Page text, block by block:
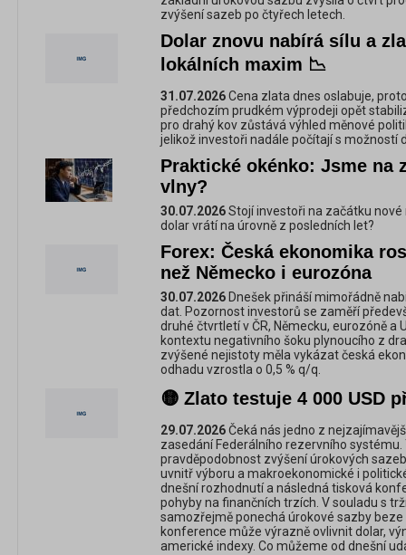
zvýšení sazeb po čtyřech letech.
Dolar znovu nabírá sílu a
lokálních maxim 📉
31.07.2026Cena zlata dnes oslabuje,
předchozím prudkém výprodeji opět
pro drahý kov zůstává výhled měnové
jelikož investoři nadále počítají s možností
Praktické okénko: Jsme na
vlny?
30.07.2026Stojí investoři na začátku
dolar vrátí na úrovně z posledních let?
Forex: Česká ekonomika
než Německo i eurozóna
30.07.2026 Dnešek přináší mimořádně
dat. Pozornost investorů se zaměří
druhé čtvrtletí v ČR, Německu, eurozóně a
kontextu negativního šoku plynoucího z
zvýšené nejistoty měla vykázat česká
odhadu vzrostla o 0,5 % q/q.
🟡 Zlato testuje 4 000 USD
29.07.2026Čeká nás jedno z
zasedání Federálního rezervního systému.
pravděpodobnost zvýšení úrokových
uvnitř výboru a makroekonomické i
dnešní rozhodnutí a následná tisková
pohyby na finančních trzích. V souladu s
samozřejmě ponechá úrokové sazby
konference může výrazně ovlivnit dolar,
americké indexy. Co můžeme od dnešní